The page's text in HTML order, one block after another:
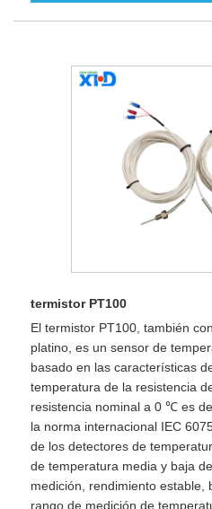
termistor PT100
El termistor PT100, también
platino, es un sensor de
basado en las características
temperatura de la resistencia
resistencia nominal a 0 ℃ es
la norma internacional IEC
de los detectores de
de temperatura media y baja
medición, rendimiento estable,
rango de medición de